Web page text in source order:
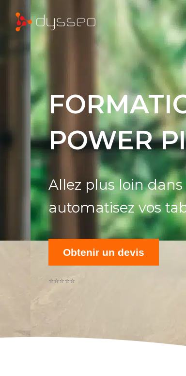
POWER
Allez plus loin dans
automatisez vos
Obtenir un devis
⭐⭐⭐⭐⭐